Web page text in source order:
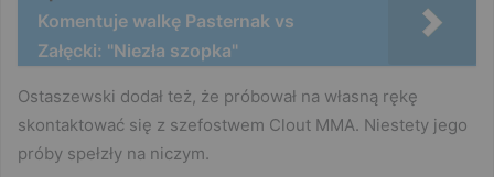
Komentuje walkę Pasternak vs
Załęcki: "Niezła szopka"
Ostaszewski dodał też, że próbował na własną rękę
skontaktować się z szefostwem Clout MMA. Niestety jego
próby spełzły na niczym.